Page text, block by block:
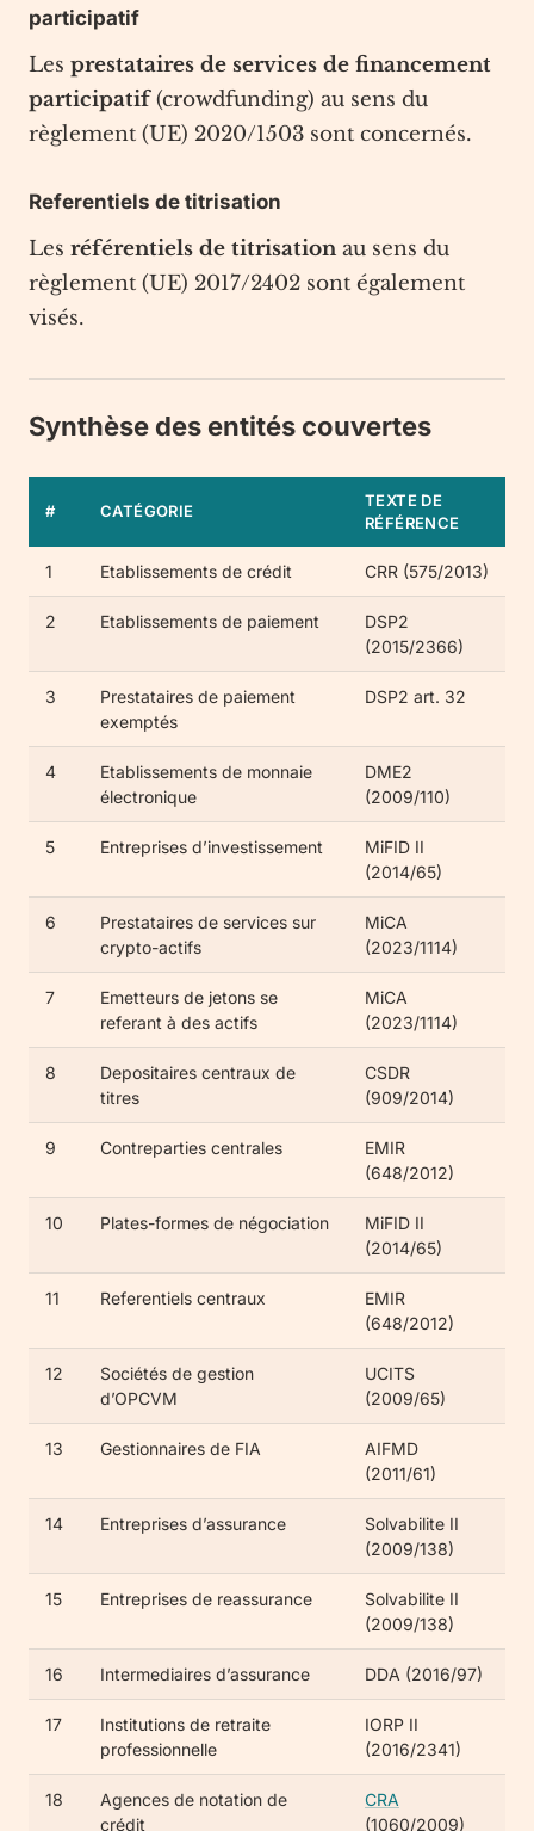
participatif
Les prestataires de services de financement
participatif(crowdfunding) au sens du
règlement (UE) 2020/1503 sont concernés.
Referentiels de titrisation
Les référentiels de titrisation au sens du
règlement (UE) 2017/2402 sont également
visés.
Synthèse des entités couvertes
# CATÉGORIE
TEXTE DE
RÉFÉRENCE
1 Etablissements de crédit CRR (575/2013)
2 Etablissements de paiement
DSP2
(2015/2366)
3
Prestataires de paiement
exemptés
DSP2 art. 32
4
Etablissements de monnaie
électronique
DME2
(2009/110)
5 Entreprises d’investissement
MiFID II
(2014/65)
6
Prestataires de services sur
crypto-actifs
MiCA
(2023/1114)
7
Emetteurs de jetons se
referant à des actifs
MiCA
(2023/1114)
8
Depositaires centraux de
titres
CSDR
(909/2014)
9 Contreparties centrales
EMIR
(648/2012)
10 Plates-formes de négociation
MiFID II
(2014/65)
11 Referentiels centraux
EMIR
(648/2012)
12
Sociétés de gestion
d’OPCVM
UCITS
(2009/65)
13 Gestionnaires de FIA
AIFMD
(2011/61)
14 Entreprises d’assurance
Solvabilite II
(2009/138)
15 Entreprises de reassurance
Solvabilite II
(2009/138)
16 Intermediaires d’assurance DDA (2016/97)
17
Institutions de retraite
professionnelle
IORP II
(2016/2341)
18
Agences de notation de
crédit
CRA
(1060/2009)